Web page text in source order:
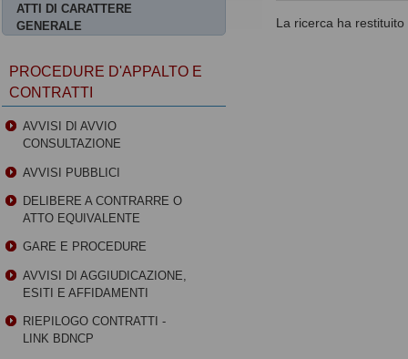
La ricerca ha restituito
ATTI DI CARATTERE
GENERALE
PROCEDURE D'APPALTO E
CONTRATTI
AVVISI DI AVVIO
CONSULTAZIONE
AVVISI PUBBLICI
DELIBERE A CONTRARRE O
ATTO EQUIVALENTE
GARE E PROCEDURE
AVVISI DI AGGIUDICAZIONE,
ESITI E AFFIDAMENTI
RIEPILOGO CONTRATTI -
LINK BDNCP